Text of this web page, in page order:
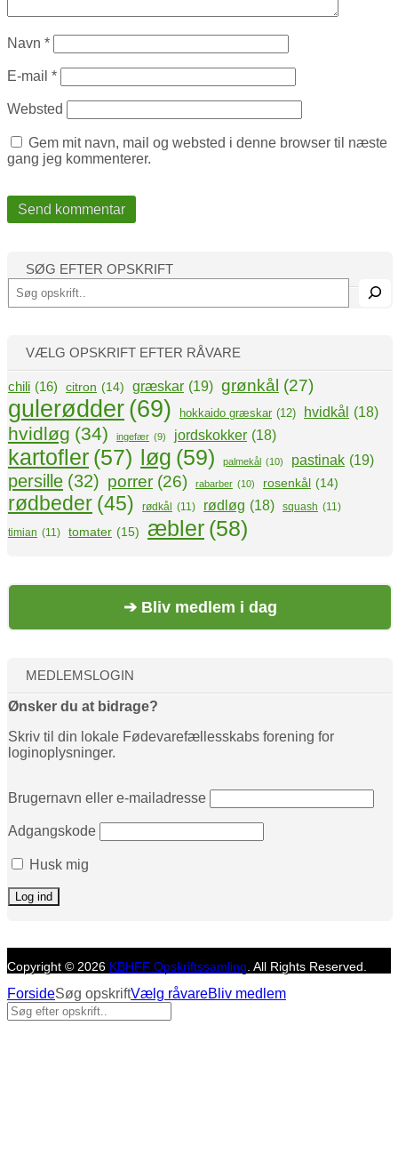
Navn *
E-mail *
Websted
Gem mit navn, mail og websted i denne browser til næste
gang jeg kommenterer.
SØG EFTER OPSKRIFT
VÆLG OPSKRIFT EFTER RÅVARE
chili (16) citron (14) græskar (19) grønkål (27)
gulerødder (69) hokkaido græskar (12) hvidkål (18)
hvidløg (34) ingefær (9) jordskokker (18)
kartofler (57) løg (59) palmekål (10) pastinak (19)
persille (32) porrer (26) rabarber (10) rosenkål (14)
rødbeder (45) rødkål (11) rødløg (18) squash (11)
timian (11) tomater (15) æbler (58)
➔ Bliv medlem i dag
MEDLEMSLOGIN
Ønsker du at bidrage?
Skriv til din lokale Fødevarefællesskabs forening for
loginoplysninger.
Brugernavn eller e-mailadresse
Adgangskode
Husk mig
Copyright © 2026 KBHFF Opskriftssamling. All Rights Reserved.
ForsideSøg opskriftVælg råvareBliv medlem